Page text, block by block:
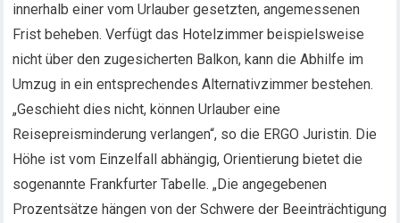
innerhalb einer vom Urlauber gesetzten, angemessenen
Frist beheben. Verfügt das Hotelzimmer beispielsweise
nicht über den zugesicherten Balkon, kann die Abhilfe im
Umzug in ein entsprechendes Alternativzimmer bestehen.
„Geschieht dies nicht, können Urlauber eine
Reisepreisminderung verlangen“, so die ERGO Juristin. Die
Höhe ist vom Einzelfall abhängig, Orientierung bietet die
sogenannte Frankfurter Tabelle. „Die angegebenen
Prozentsätze hängen von der Schwere der Beeinträchtigung